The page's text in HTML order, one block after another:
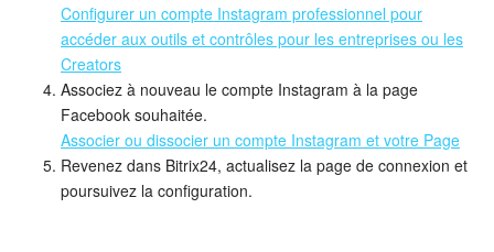
Configurer un compte Instagram professionnel pour
accéder aux outils et contrôles pour les entreprises ou les
Creators
Associez à nouveau le compte Instagram à la page
Facebook souhaitée.
Associer ou dissocier un compte Instagram et votre Page
Revenez dans Bitrix24, actualisez la page de connexion et
poursuivez la configuration.